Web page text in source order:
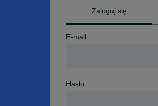
Zaloguj się
E-mail
Hasło